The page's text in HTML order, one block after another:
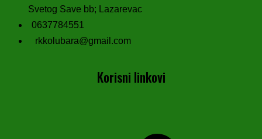
Svetog Save bb; Lazarevac
0637784551
rkkolubara@gmail.com
Korisni linkovi